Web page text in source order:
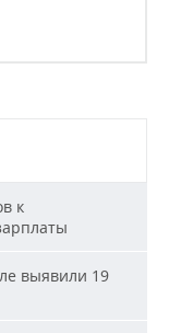
к
выявили 19